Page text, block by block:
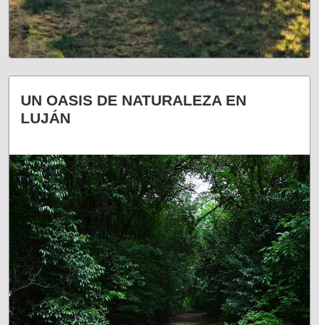
A DISFRUTARLA
UN OASIS DE NATURALEZA EN
LUJÁN